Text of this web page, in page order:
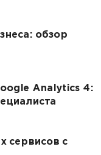
обзор
Analytics 4:
сервисов с